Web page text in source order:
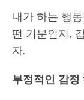
내가 하는 행
떤 기분인지,
자.
부정적인 감정